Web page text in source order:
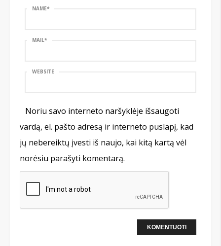
NAME*
MAIL*
WEBSITE
Noriu savo interneto naršyklėje išsaugoti
vardą, el. pašto adresą ir interneto puslapį, kad
jų nebereiktų įvesti iš naujo, kai kitą kartą vėl
norėsiu parašyti komentarą.